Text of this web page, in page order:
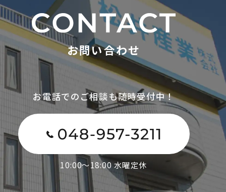
お問い合わせ
お電話でのご相談も随時受付中！
10:00～18:00 水曜定休